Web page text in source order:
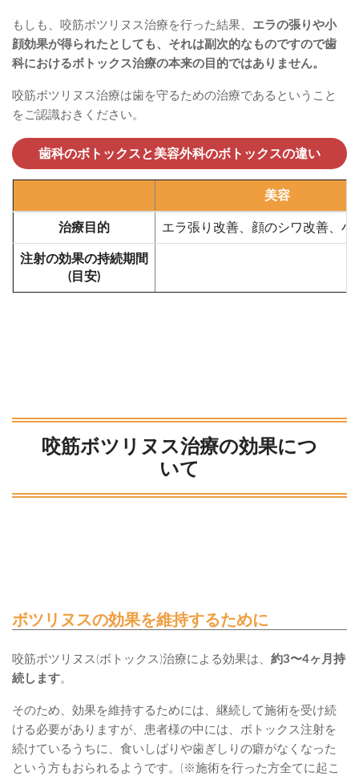
もしも、咬筋ボツリヌス治療を行った結果、 エラの張りや小
顔効果が得られたとしても、それは副次的なものですので歯
科におけるボトックス治療の本来の目的ではありません。
咬筋ボツリヌス治療は歯を守るための治療であるということ
をご認識おきください。
歯科のボトックスと美容外科のボトックスの違い
美容
治療目的 エラ張り改善、顔のシワ改善、小
注射の効果の持続期間
(目安)
咬筋ボツリヌス治療の効果につ
いて
ボツリヌスの効果を維持するために
咬筋ボツリヌス(ボトックス)治療による効果は、 約3〜4ヶ月持
続します。
そのため、効果を維持するためには、継続して施術を受け続
ける必要がありますが、患者様の中には、ボトックス注射を
続けているうちに、食いしばりや歯ぎしりの癖がなくなった
という方もおられるようです。(※施術を行った方全てに起こ